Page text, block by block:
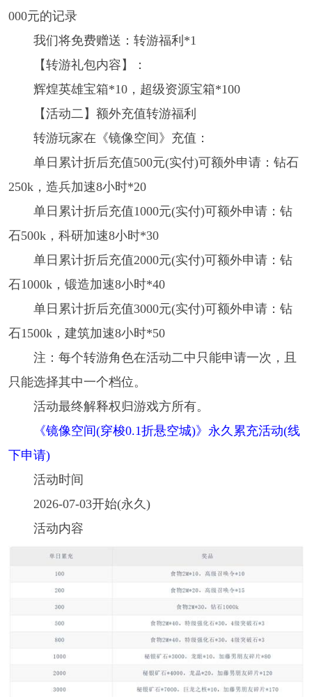
000元的记录
我们将免费赠送：转游福利*1
【转游礼包内容】：
辉煌英雄宝箱*10，超级资源宝箱*100
【活动二】额外充值转游福利
转游玩家在《镜像空间》充值：
单日累计折后充值500元(实付)可额外申请：钻石
250k，造兵加速8小时*20
单日累计折后充值1000元(实付)可额外申请：钻
石500k，科研加速8小时*30
单日累计折后充值2000元(实付)可额外申请：钻
石1000k，锻造加速8小时*40
单日累计折后充值3000元(实付)可额外申请：钻
石1500k，建筑加速8小时*50
注：每个转游角色在活动二中只能申请一次，且
只能选择其中一个档位。
活动最终解释权归游戏方所有。
《镜像空间(穿梭0.1折悬空城)》永久累充活动(线
下申请)
活动时间
2026-07-03开始(永久)
活动内容